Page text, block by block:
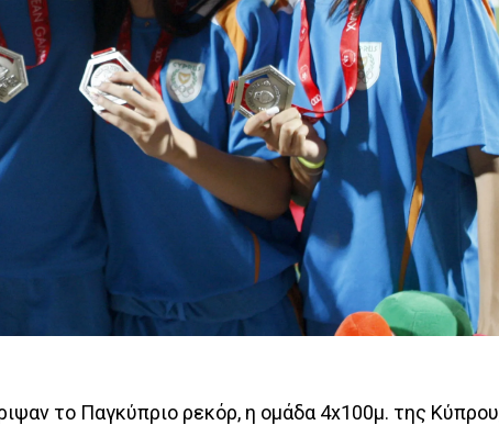
το Παγκύπριο ρεκόρ, η ομάδα 4x100μ. της